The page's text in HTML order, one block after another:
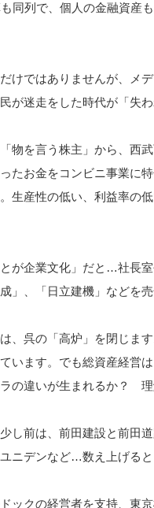
同列で、個人の金融資産
けではありませんが、メ
が迷走をした時代が「失
物を言う株主」から、西
たお金をコンビニ事業に
生産性の低い、利益率の
が企業文化」だと…社長
」、「日立建機」などを売
、呉の「高炉」を閉じま
います。でも総資産経営
の違いが生まれるか？ 理
し前は、前田建設と前田
ニデンなど…数え上げると
ックの経営者を支持、東